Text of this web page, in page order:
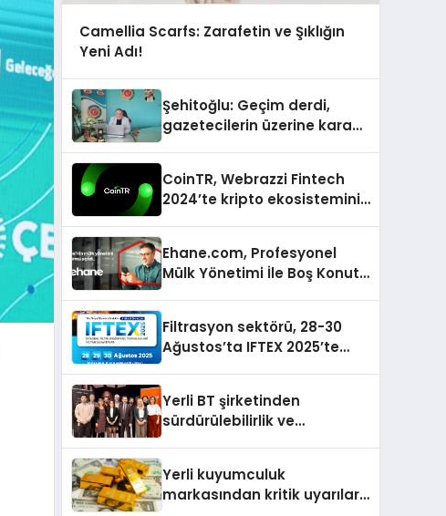
Camellia Scarfs: Zarafetin ve Şıklığın
Yeni Adı!
Şehitoğlu: Geçim derdi,
gazetecilerin üzerine kara
CoinTR, Webrazzi Fintech
2024’te kripto ekosisteminin
Ehane.com, Profesyonel
Mülk Yönetimi İle Boş Konut
Filtrasyon sektörü, 28-30
Ağustos’ta IFTEX 2025’te
Yerli BT şirketinden
sürdürülebilirlik ve
Yerli kuyumculuk
markasından kritik uyarılar: